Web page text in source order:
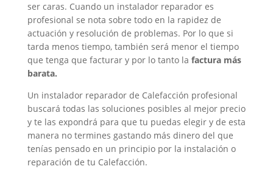
ser caras. Cuando un instalador reparador es
profesional se nota sobre todo en la rapidez de
actuación y resolución de problemas. Por lo que si
tarda menos tiempo, también será menor el tiempo
que tenga que facturar y por lo tanto la factura más
barata.
Un instalador reparador de Calefacción profesional
buscará todas las soluciones posibles al mejor precio
y te las expondrá para que tu puedas elegir y de esta
manera no termines gastando más dinero del que
tenías pensado en un principio por la instalación o
reparación de tu Calefacción.